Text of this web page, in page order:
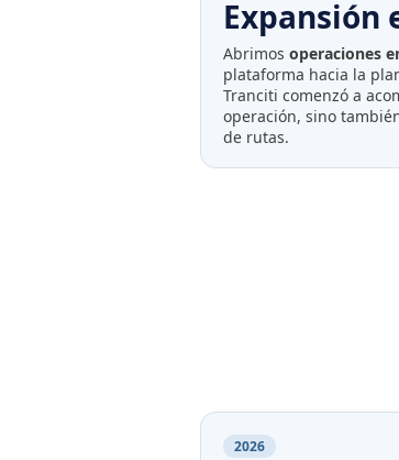
Expansión
Abrimos operaciones
plataforma hacia la
Tranciti comenzó a
operación, sino
de rutas.
2026